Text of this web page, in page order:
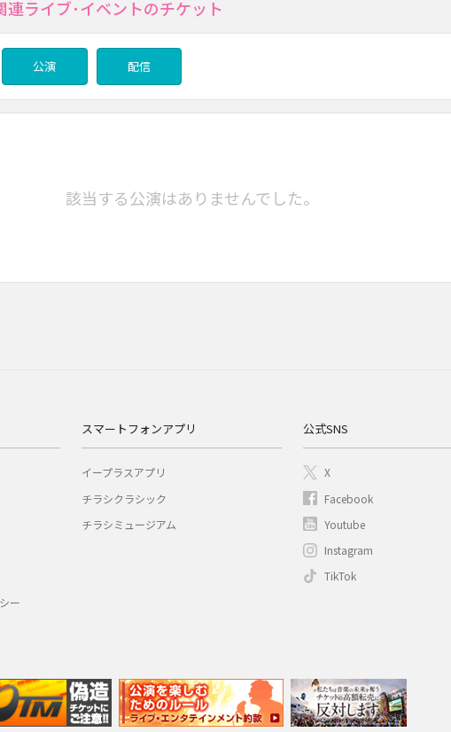
ライブ･イベントのチケット
公演 配信
該当する公演はありませんでした。
ー
スマートフォンアプリ
イープラスアプリ
チラシクラシック
チラシミュージアム
公式SNS
X
Facebook
Youtube
Instagram
TikTok